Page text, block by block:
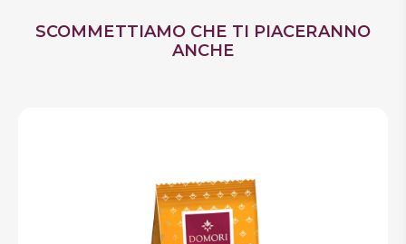
SCOMMETTIAMO CHE TI PIACERANNO
ANCHE